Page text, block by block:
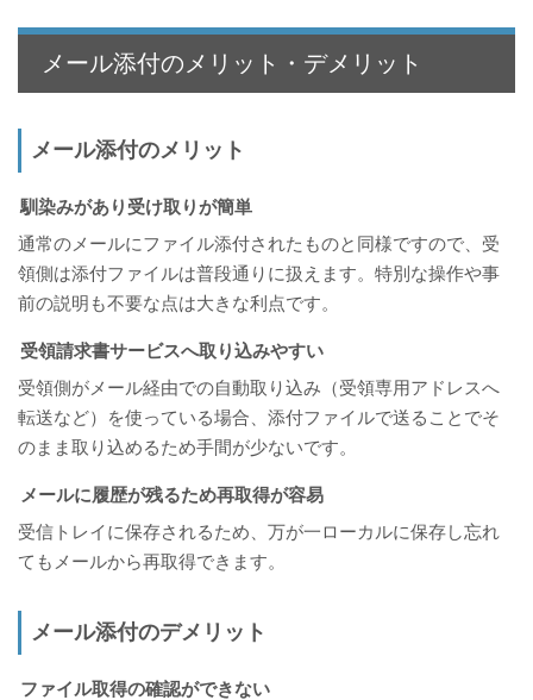
メール添付のメリット・デメリット
メール添付のメリット
馴染みがあり受け取りが簡単
通常のメールにファイル添付されたものと同様ですので、受
領側は添付ファイルは普段通りに扱えます。特別な操作や事
前の説明も不要な点は大きな利点です。
受領請求書サービスへ取り込みやすい
受領側がメール経由での自動取り込み（受領専用アドレスへ
転送など）を使っている場合、添付ファイルで送ることでそ
のまま取り込めるため手間が少ないです。
メールに履歴が残るため再取得が容易
受信トレイに保存されるため、万が一ローカルに保存し忘れ
てもメールから再取得できます。
メール添付のデメリット
ファイル取得の確認ができない